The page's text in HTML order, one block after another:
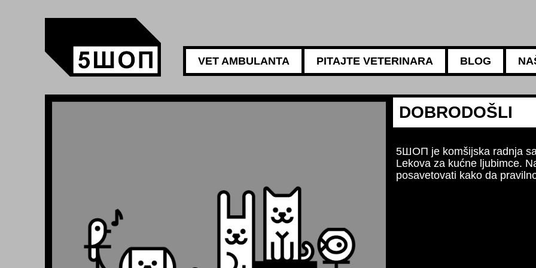
VET AMBULANTA PITAJTE VETERINARA BLOG
5АМБУЛАНТА
Za sve potrebe vaših
Naši iskusni
ishrani, negi i